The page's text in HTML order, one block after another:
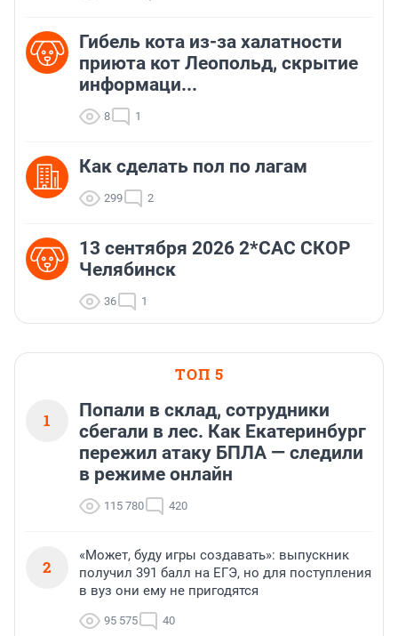
Гибель кота из-за халатности
приюта кот Леопольд, скрытиe
информаци...
8 1
Как сделать пол по лагам
299 2
13 сентября 2026 2*CAC СКОР
Челябинск
36 1
ТОП 5
1
Попали в склад, сотрудники
сбегали в лес. Как Екатеринбург
пережил атаку БПЛА — следили
в режиме онлайн
115 780 420
2
«Может, буду игры создавать»: выпускник
получил 391 балл на ЕГЭ, но для поступления
в вуз они ему не пригодятся
95 575 40